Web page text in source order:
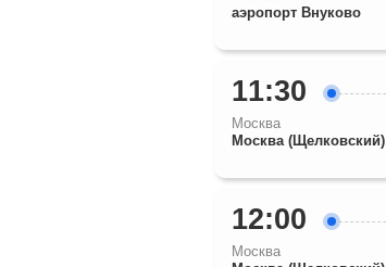
аэропорт Внуково
11:30
Москва
Москва (Щелковский)
12:00
Москва